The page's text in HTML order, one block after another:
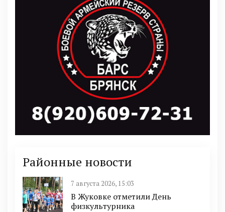
Районные новости
7 августа 2026, 15:03
В Жуковке отметили День
физкультурника